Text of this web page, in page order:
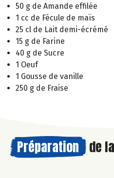
50 g de Amande effilée
1 cc de Fécule de maïs
25 cl de Lait demi-écrémé
15 g de Farine
40 g de Sucre
1 Oeuf
1 Gousse de vanille
250 g de Fraise
Préparation de la